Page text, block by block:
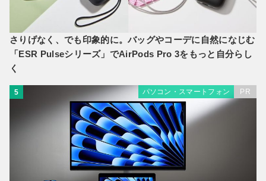
さりげなく、でも印象的に。バッグやコーデに自然になじむ
「ESR Pulseシリーズ」でAirPods Pro 3をもっと自分らし
く
5 パソコン・スマートフォン PR